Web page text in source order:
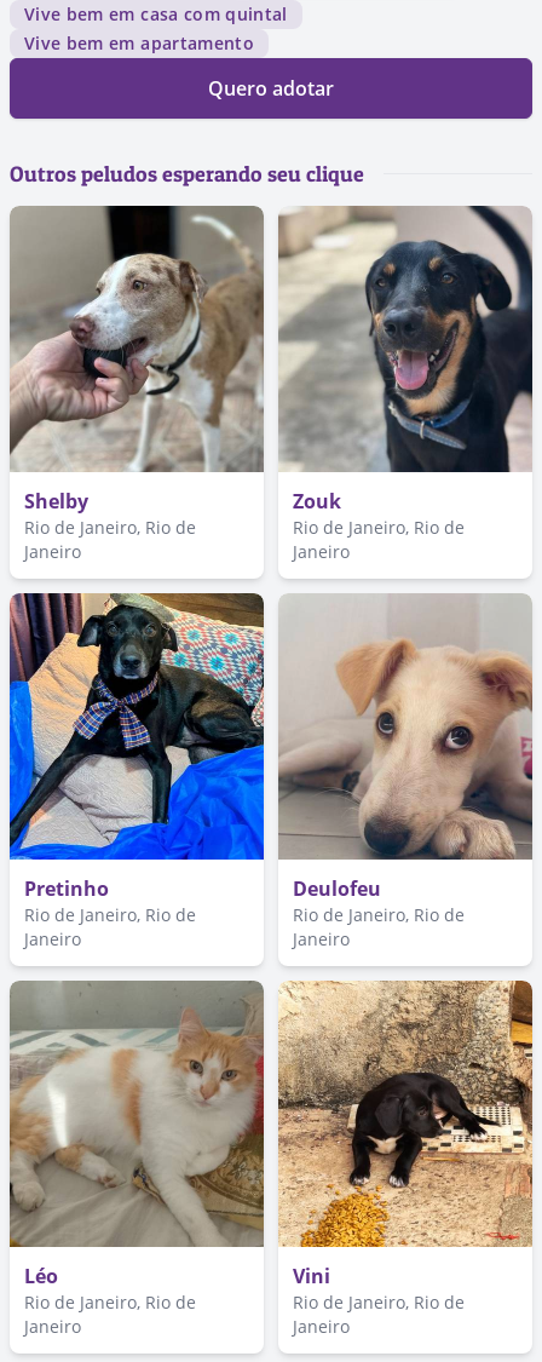
Vive bem em casa com quintal
Vive bem em apartamento
Quero adotar
Outros peludos esperando seu clique
Shelby
Rio de Janeiro, Rio de
Janeiro
Zouk
Rio de Janeiro, Rio de
Janeiro
Pretinho
Rio de Janeiro, Rio de
Janeiro
Deulofeu
Rio de Janeiro, Rio de
Janeiro
Léo
Rio de Janeiro, Rio de
Janeiro
Vini
Rio de Janeiro, Rio de
Janeiro